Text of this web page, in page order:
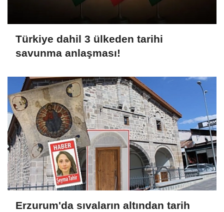
Türkiye dahil 3 ülkeden tarihi
savunma anlaşması!
Erzurum'da sıvaların altından tarih